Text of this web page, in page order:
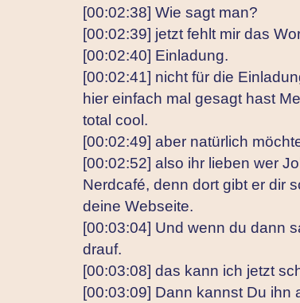
[00:02:38] Wie sagt man?
[00:02:39] jetzt fehlt mir das
[00:02:40] Einladung.
[00:02:41] nicht für die
hier einfach mal gesagt hast
total cool.
[00:02:49] aber natürlich
[00:02:52] also ihr lieben wer
Nerdcafé, denn dort gibt er dir
deine Webseite.
[00:03:04] Und wenn du dann
drauf.
[00:03:08] das kann ich jetzt
[00:03:09] Dann kannst Du